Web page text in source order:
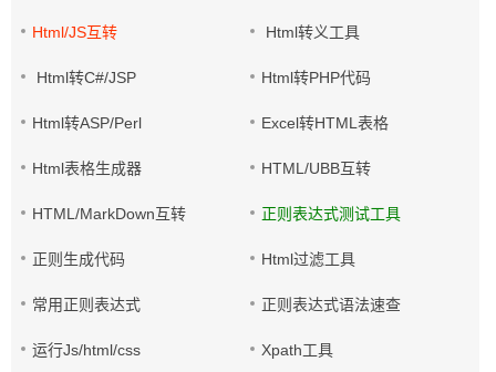
Html/JS互转 Html转义工具
Html转C#/JSP Html转PHP代码
Html转ASP/Perl Excel转HTML表格
Html表格生成器 HTML/UBB互转
HTML/MarkDown互转 正则表达式测试工具
正则生成代码 Html过滤工具
常用正则表达式 正则表达式语法速查
运行Js/html/css Xpath工具